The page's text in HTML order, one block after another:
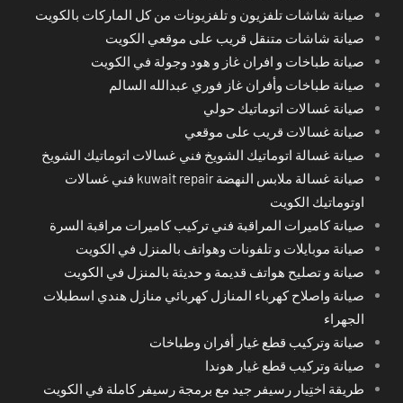
صيانة شاشات تلفزيون و تلفزيونات من كل الماركات بالكويت
صيانة شاشات متنقل قريب على موقعي الكويت
صيانة طباخات و افران غاز و هود وجولة في الكويت
صيانة طباخات وأفران غاز فوري عبدالله السالم
صيانة غسالات اتوماتيك حولي
صيانة غسالات قريب على موقعي
صيانة غسالة اتوماتيك الشويخ فني غسالات اتوماتيك الشويخ
صيانة غسالة ملابس النهضة kuwait repair فني غسالات
اوتوماتيك الكويت
صيانة كاميرات المراقبة فني تركيب كاميرات مراقبة السرة
صيانة موبايلات و تلفونات وهواتف بالمنزل في الكويت
صيانة و تصليح هواتف قديمة و حديثة بالمنزل في الكويت
صيانة واصلاح كهرباء المنازل كهربائي منازل هندي اسطبلات
الجهراء
صيانة وتركيب قطع غيار أفران وطباخات
صيانة وتركيب قطع غيار هوندا
طريقة اختِيار رسيفر جيد مع برمجة رسيفر كاملة في الكويت